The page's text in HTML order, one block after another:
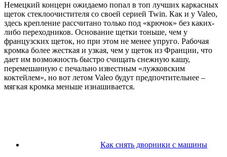
Немецкий концерн ожидаемо попал в топ лучших каркасных
щеток стеклоочистителя со своей серией Twin. Как и у Valeo,
здесь крепление рассчитано только под «крючок» без каких-
либо переходников. Основание щетки тоньше, чем у
французских щеток, но при этом не менее упруго. Рабочая
кромка более жесткая и узкая, чем у щеток из Франции, что
дает им возможность быстро счищать снежную кашу,
перемешанную с печально известным «лужковским
коктейлем», но вот летом Valeo будут предпочтительнее –
мягкая кромка меньше изнашивается.
Как снять дворники с машины